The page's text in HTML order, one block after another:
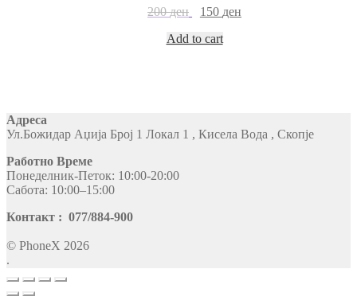
200ден 150 ден
Add to cart
Адреса
Ул.Божидар Аџија Број 1 Локал 1 , Кисела Вода , Скопје
Работно Време
Понеделник-Петок: 10:00-20:00
Сабота: 10:00–15:00
Контакт : 077/884-900
© PhoneX 2026
.